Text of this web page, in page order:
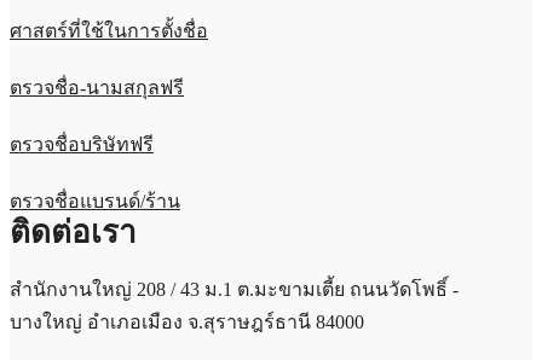
ศาสตร์ที่ใช้ในการตั้งชื่อ
ตรวจชื่อ-นามสกุลฟรี
ตรวจชื่อบริษัทฟรี
ตรวจชื่อแบรนด์/ร้าน
ติดต่อเรา
สำนักงานใหญ่ 208 / 43 ม.1 ต.มะขามเตี้ย ถนนวัดโพธิ์ -
บางใหญ่ อำเภอเมือง จ.สุราษฎร์ธานี 84000